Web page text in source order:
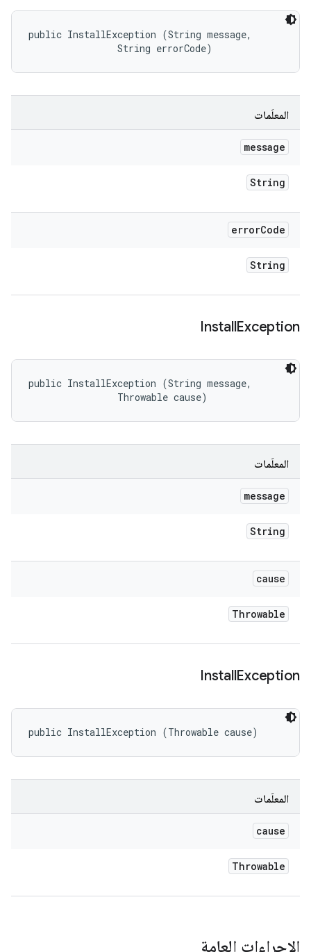
public InstallException (String message,
                String errorCode)
المعلَمات
message
String
errorCode
String
InstallException
public InstallException (String message,
                Throwable cause)
المعلَمات
message
String
cause
Throwable
InstallException
public InstallException (Throwable cause)
المعلَمات
cause
Throwable
الإجراءات العامة